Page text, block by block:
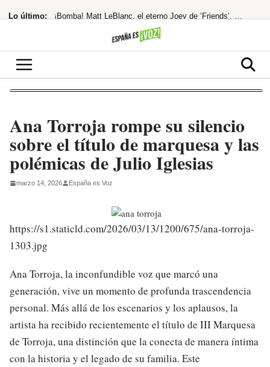
al Lo último: ¡Bomba! Matt LeBlanc, el eterno Joey de ‘Friends’, ¿encontró el amor
Tres altos cargos de la Comunidad viajaron a México con Ayuso y gastaron 15.000
Ana Torroja rompe su silencio
sobre el título de marquesa y las
polémicas de Julio Iglesias
marzo 14, 2026 España es Voz
https://s1.staticld.com/2026/03/13/1200/675/ana-torroja-
1303.jpg
Ana Torroja, la inconfundible voz que marcó una
generación, vive un momento de profunda trascendencia
personal. Más allá de los escenarios y los aplausos, la
artista ha recibido recientemente el título de III Marquesa
de Torroja, una distinción que la conecta de manera íntima
con la historia y el legado de su familia. Este